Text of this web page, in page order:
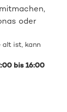
oder
alt ist, kann
bis 16:00